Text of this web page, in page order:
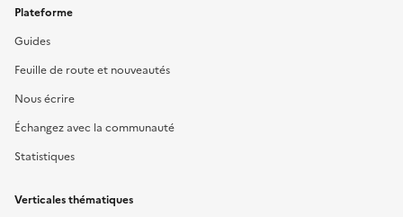
Plateforme
Guides
Feuille de route et nouveautés
Nous écrire
Échangez avec la communauté
Statistiques
Verticales thématiques